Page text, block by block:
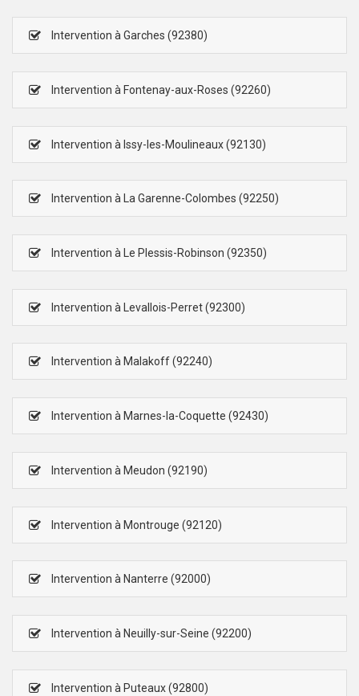
Intervention à Garches (92380)
Intervention à Fontenay-aux-Roses (92260)
Intervention à Issy-les-Moulineaux (92130)
Intervention à La Garenne-Colombes (92250)
Intervention à Le Plessis-Robinson (92350)
Intervention à Levallois-Perret (92300)
Intervention à Malakoff (92240)
Intervention à Marnes-la-Coquette (92430)
Intervention à Meudon (92190)
Intervention à Montrouge (92120)
Intervention à Nanterre (92000)
Intervention à Neuilly-sur-Seine (92200)
Intervention à Puteaux (92800)